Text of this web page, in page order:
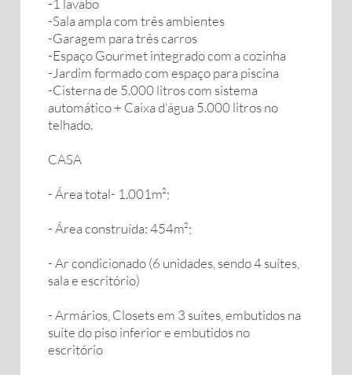
-1 lavabo
-Sala ampla com três ambientes
-Garagem para três carros
-Espaço Gourmet integrado com a cozinha
-Jardim formado com espaço para piscina
-Cisterna de 5.000 litros com sistema
automático + Caixa d'água 5.000 litros no
telhado.
CASA
- Área total- 1.001m²;
- Área construída: 454m²;
- Ar condicionado (6 unidades, sendo 4 suítes,
sala e escritório)
- Armários, Closets em 3 suítes, embutidos na
suíte do piso inferior e embutidos no
escritório